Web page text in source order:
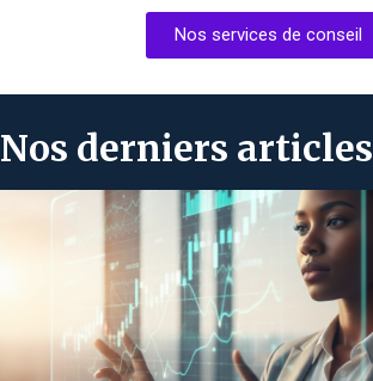
Nos services de conseil
Nos derniers articles